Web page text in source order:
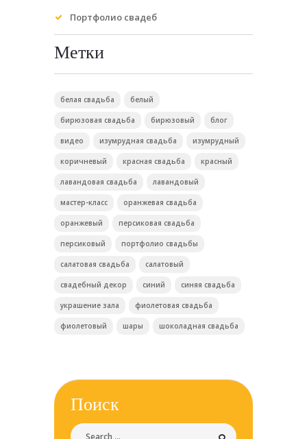
Портфолио свадеб
Метки
белая свадьба белый
бирюзовая свадьба бирюзовый блог
видео изумрудная свадьба изумрудный
коричневый красная свадьба красный
лавандовая свадьба лавандовый
мастер-класс оранжевая свадьба
оранжевый персиковая свадьба
персиковый портфолио свадьбы
салатовая свадьба салатовый
свадебный декор синий синяя свадьба
украшение зала фиолетовая свадьба
фиолетовый шары шоколадная свадьба
Поиск